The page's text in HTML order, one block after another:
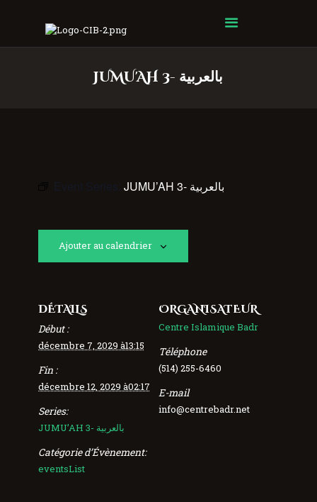
JUMU'AH 3- بالعربية
Centre Islamique Badr
Event Series: JUMU’AH 3- بالعربية
Ajouter au calendrier
DÉTAILS
Début :
décembre 7, 2029 à13:15
Fin :
décembre 12, 2029 à02:17
Series:
JUMU’AH 3- بالعربية
Catégorie d’Évènement:
eventsList
ORGANISATEUR
Centre Islamique Badr
Téléphone
(514) 255-6460
E-mail
info@centrebadr.net